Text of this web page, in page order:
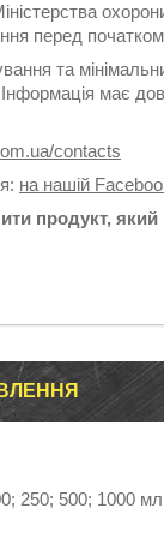
перед
та
має
contacts
на нашій
продукт, який
250; 500; 1000 мл